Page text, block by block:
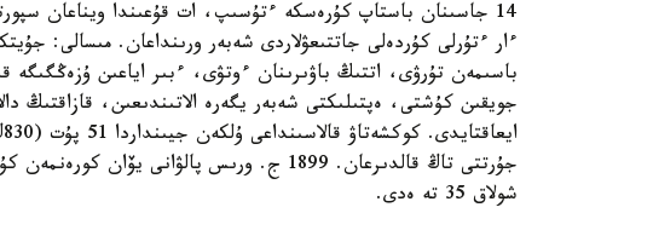
14 جاسىنان باستاپ كۇرەسكە ءتۇسىپ، ات قۇعىندا ويناعان
ءار ءتۇرلى كۇردەلى جاتتىعۋلاردى شەبەر ورىنداعان. مىسالى:
باسىمەن تۇرۋى، اتتىڭ باۋىرىنان ءوتۋى، ءبىر اياعىن ۇزەڭگىگە
جويقىن كۇشتى، ەپتىلىكتى شەبەر يگەرە الاتىندىعىن، قازاقتىڭ
جۇرتتى تاڭ قالدىرعان. 1899 ج. ورىس پالۋانى
شولاق 35 تە ەدى.